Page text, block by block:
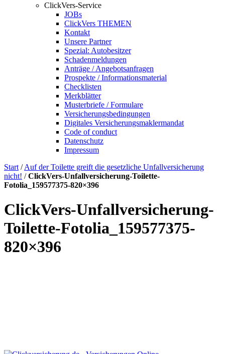
ClickVers-Service
JOBs
ClickVers THEMEN
Kontakt
Unsere Partner
Spezial: Autobesitzer
Schadenmeldungen
Anträge / Angebotsanfragen
Prospekte / Informationsmaterial
Checklisten
Merkblätter
Musterbriefe / Formulare
Versicherungsbedingungen
Digitales Versicherungs­maklermandat
Code of conduct
Datenschutz
Impressum
Start /Auf der Toilette greift die gesetzliche Unfallversicherung
nicht! /ClickVers-Unfallversicherung-Toilette-
Fotolia_159577375-820×396
ClickVers-Unfallversicherung-
Toilette-Fotolia_159577375-
820×396